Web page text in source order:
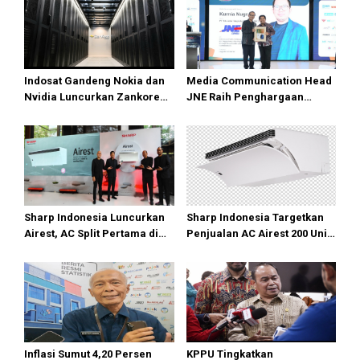
Indosat Gandeng Nokia dan
Nvidia Luncurkan Zankore
Media Communication Head
JNE Raih Penghargaan
Top Leader 2026
Sharp Indonesia Luncurkan
Airest, AC Split Pertama di
Sharp Indonesia Targetkan
Penjualan AC Airest 200 Unit
Inflasi Sumut 4,20 Persen
KPPU Tingkatkan